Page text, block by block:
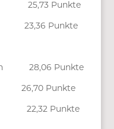
25,73 Punkte
Punkte
28,06 Punkte
Punkte
Punkte